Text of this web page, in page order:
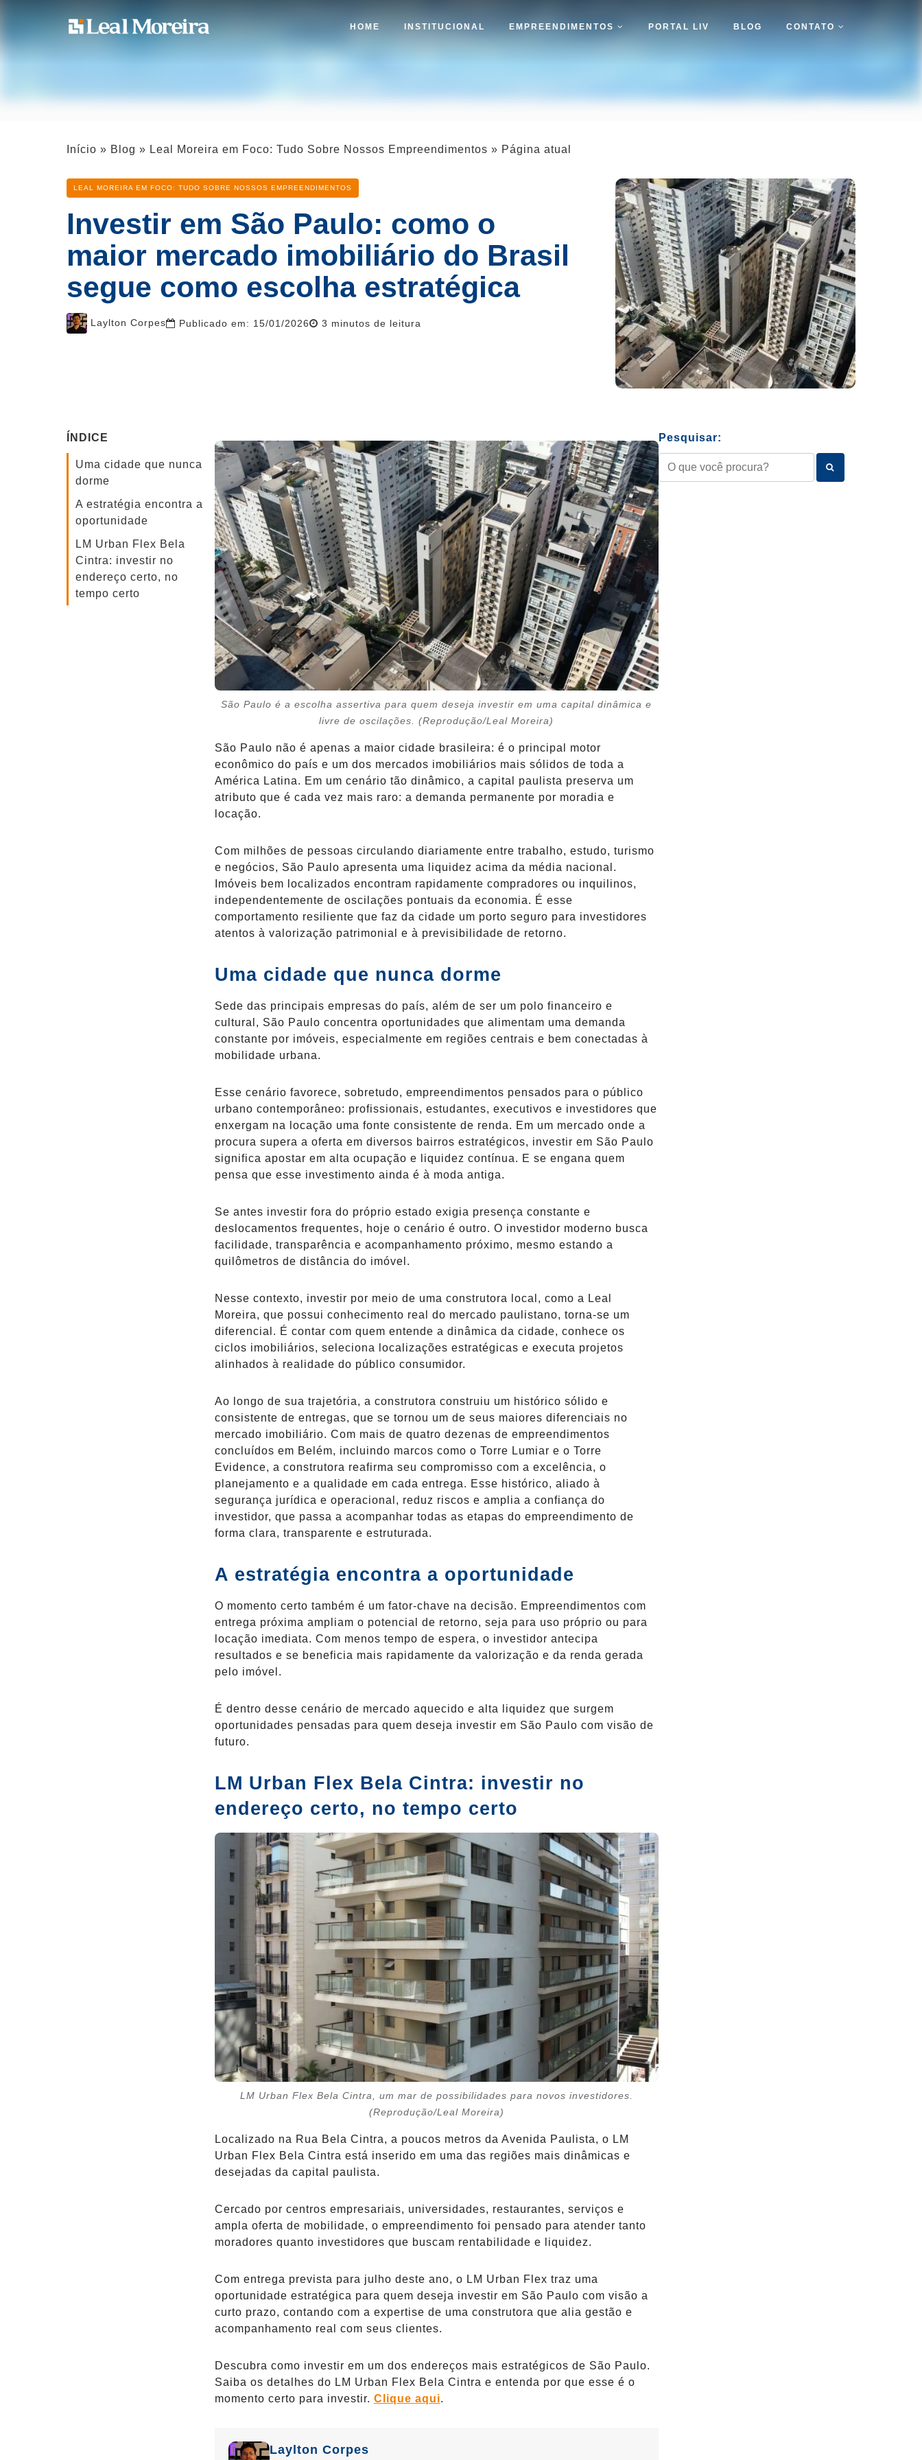
HOME INSTITUCIONAL EMPREENDIMENTOS PORTAL LIV BLOG CONTATO
Início » Blog » Leal Moreira em Foco: Tudo Sobre Nossos Empreendimentos » Página atual
Categoria
LEAL MOREIRA EM FOCO: TUDO SOBRE NOSSOS EMPREENDIMENTOS
Investir em São Paulo: como o
maior mercado imobiliário do Brasil
segue como escolha estratégica
Post
author
Laylton Corpes Publicado em: 15/01/2026Reading
3 minutos de leitura
ÍNDICE
Uma cidade que nunca
dorme
A estratégia encontra a
oportunidade
LM Urban Flex Bela
Cintra: investir no
endereço certo, no
tempo certo
São Paulo é a escolha assertiva para quem deseja investir em uma capital dinâmica e
livre de oscilações. (Reprodução/Leal Moreira)
São Paulo não é apenas a maior cidade brasileira: é o principal motor
econômico do país e um dos mercados imobiliários mais sólidos de toda a
América Latina. Em um cenário tão dinâmico, a capital paulista preserva um
atributo que é cada vez mais raro: a demanda permanente por moradia e
locação.
Com milhões de pessoas circulando diariamente entre trabalho, estudo, turismo
e negócios, São Paulo apresenta uma liquidez acima da média nacional.
Imóveis bem localizados encontram rapidamente compradores ou inquilinos,
independentemente de oscilações pontuais da economia. É esse
comportamento resiliente que faz da cidade um porto seguro para investidores
atentos à valorização patrimonial e à previsibilidade de retorno.
Uma cidade que nunca dorme
Sede das principais empresas do país, além de ser um polo financeiro e
cultural, São Paulo concentra oportunidades que alimentam uma demanda
constante por imóveis, especialmente em regiões centrais e bem conectadas à
mobilidade urbana.
Esse cenário favorece, sobretudo, empreendimentos pensados para o público
urbano contemporâneo: profissionais, estudantes, executivos e investidores que
enxergam na locação uma fonte consistente de renda. Em um mercado onde a
procura supera a oferta em diversos bairros estratégicos, investir em São Paulo
significa apostar em alta ocupação e liquidez contínua. E se engana quem
pensa que esse investimento ainda é à moda antiga.
Se antes investir fora do próprio estado exigia presença constante e
deslocamentos frequentes, hoje o cenário é outro. O investidor moderno busca
facilidade, transparência e acompanhamento próximo, mesmo estando a
quilômetros de distância do imóvel.
Nesse contexto, investir por meio de uma construtora local, como a Leal
Moreira, que possui conhecimento real do mercado paulistano, torna-se um
diferencial. É contar com quem entende a dinâmica da cidade, conhece os
ciclos imobiliários, seleciona localizações estratégicas e executa projetos
alinhados à realidade do público consumidor.
Ao longo de sua trajetória, a construtora construiu um histórico sólido e
consistente de entregas, que se tornou um de seus maiores diferenciais no
mercado imobiliário. Com mais de quatro dezenas de empreendimentos
concluídos em Belém, incluindo marcos como o Torre Lumiar e o Torre
Evidence, a construtora reafirma seu compromisso com a excelência, o
planejamento e a qualidade em cada entrega. Esse histórico, aliado à
segurança jurídica e operacional, reduz riscos e amplia a confiança do
investidor, que passa a acompanhar todas as etapas do empreendimento de
forma clara, transparente e estruturada.
A estratégia encontra a oportunidade
O momento certo também é um fator-chave na decisão. Empreendimentos com
entrega próxima ampliam o potencial de retorno, seja para uso próprio ou para
locação imediata. Com menos tempo de espera, o investidor antecipa
resultados e se beneficia mais rapidamente da valorização e da renda gerada
pelo imóvel.
É dentro desse cenário de mercado aquecido e alta liquidez que surgem
oportunidades pensadas para quem deseja investir em São Paulo com visão de
futuro.
LM Urban Flex Bela Cintra: investir no
endereço certo, no tempo certo
LM Urban Flex Bela Cintra, um mar de possibilidades para novos investidores.
(Reprodução/Leal Moreira)
Localizado na Rua Bela Cintra, a poucos metros da Avenida Paulista, o LM
Urban Flex Bela Cintra está inserido em uma das regiões mais dinâmicas e
desejadas da capital paulista.
Cercado por centros empresariais, universidades, restaurantes, serviços e
ampla oferta de mobilidade, o empreendimento foi pensado para atender tanto
moradores quanto investidores que buscam rentabilidade e liquidez.
Com entrega prevista para julho deste ano, o LM Urban Flex traz uma
oportunidade estratégica para quem deseja investir em São Paulo com visão a
curto prazo, contando com a expertise de uma construtora que alia gestão e
acompanhamento real com seus clientes.
Descubra como investir em um dos endereços mais estratégicos de São Paulo.
Saiba os detalhes do LM Urban Flex Bela Cintra e entenda por que esse é o
momento certo para investir. Clique aqui.
Laylton Corpes
Pesquisar: